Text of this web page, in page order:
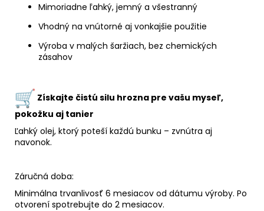
Mimoriadne ľahký, jemný a všestranný
Vhodný na vnútorné aj vonkajšie použitie
Výroba v malých šaržiach, bez chemických
zásahov
Získajte čistú silu hrozna pre vašu myseľ,
pokožku aj tanier
Ľahký olej, ktorý poteší každú bunku – zvnútra aj
navonok.
Záručná doba:
Minimálna trvanlivosť 6 mesiacov od dátumu výroby. Po
otvorení spotrebujte do 2 mesiacov.